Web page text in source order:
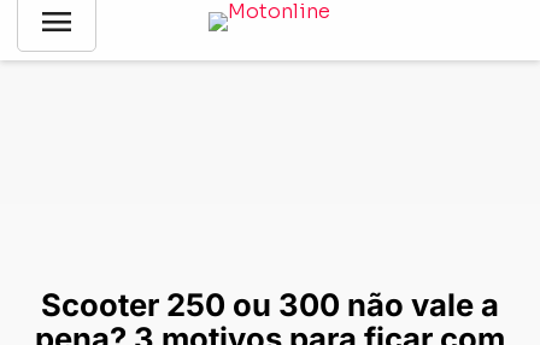
menu
Notícias
Scooter 250 ou 300 não vale a pena? 3
Scooter 250 ou 300 não vale a